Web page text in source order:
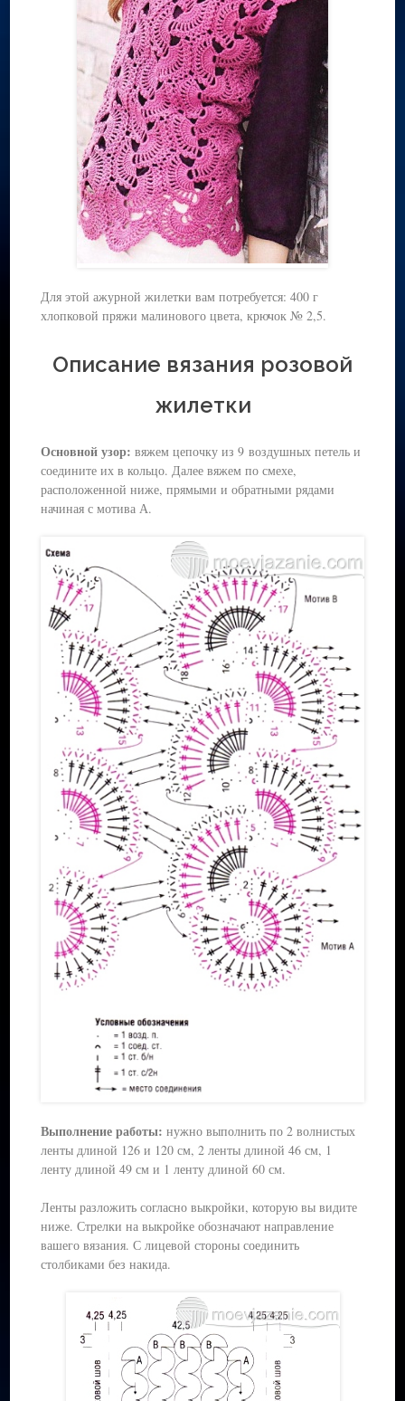
Для этой ажурной жилетки вам потребуется: 400 г
хлопковой пряжи малинового цвета, крючок № 2,5.
Описание вязания розовой
жилетки
Основной узор: вяжем цепочку из 9 воздушных петель и
соедините их в кольцо. Далее вяжем по смехе,
расположенной ниже, прямыми и обратными рядами
начиная с мотива А.
Выполнение работы: нужно выполнить по 2 волнистых
ленты длиной 126 и 120 см, 2 ленты длиной 46 см, 1
ленту длиной 49 см и 1 ленту длиной 60 см.
Ленты разложить согласно выкройки, которую вы видите
ниже. Стрелки на выкройке обозначают направление
вашего вязания. С лицевой стороны соединить
столбиками без накида.